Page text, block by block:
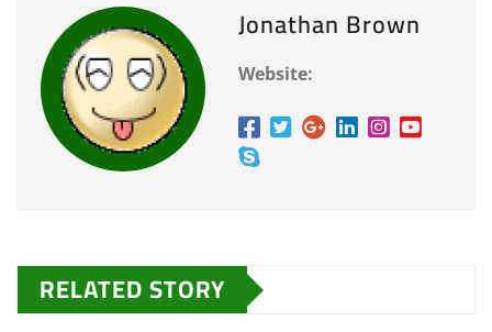
Jonathan Brown
Website:
RELATED STORY